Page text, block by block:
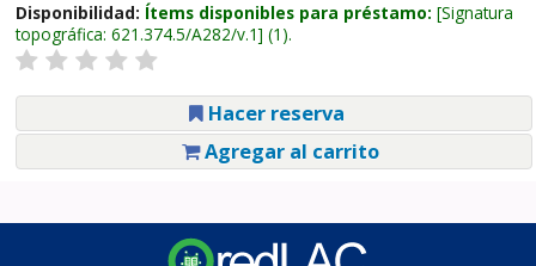
Disponibilidad: Ítems disponibles para préstamo: Signatura
topográfica: 621.374.5/A282/v.1 (1).
Hacer reserva
Agregar al carrito